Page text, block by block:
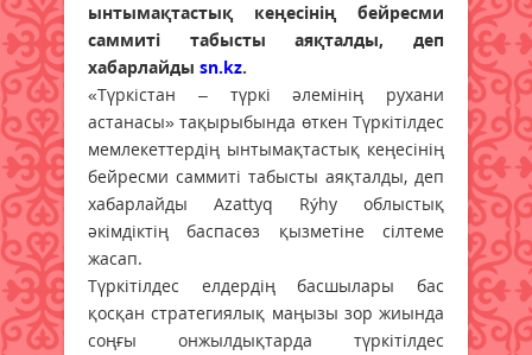
ынтымақтастық кеңесінің бейресми
саммиті табысты аяқталды, деп
хабарлайды sn.kz.
«Түркістан – түркі әлемінің рухани
астанасы» тақырыбында өткен Түркітілдес
мемлекеттердің ынтымақтастық кеңесінің
бейресми саммиті табысты аяқталды, деп
хабарлайды Azattyq Rýhy облыстық
әкімдіктің баспасөз қызметіне сілтеме
жасап.
Түркітілдес елдердің басшылары бас
қосқан стратегиялық маңызы зор жиында
соңғы онжылдықтарда түркітілдес